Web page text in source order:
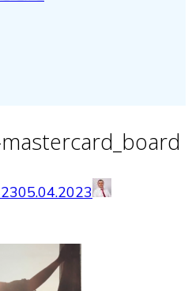
05.04.2023